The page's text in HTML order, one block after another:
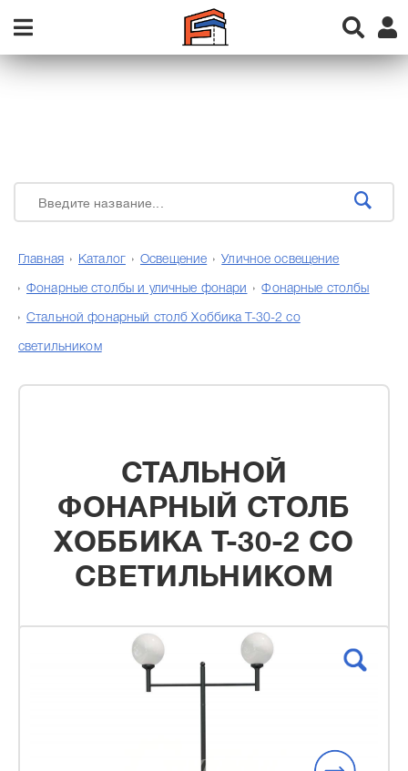
Главная Каталог Освещение Уличное освещение
Фонарные столбы и уличные фонари Фонарные столбы
Стальной фонарный столб Хоббика Т-30-2 со
светильником
СТАЛЬНОЙ
ФОНАРНЫЙ СТОЛБ
ХОББИКА Т-30-2 СО
СВЕТИЛЬНИКОМ